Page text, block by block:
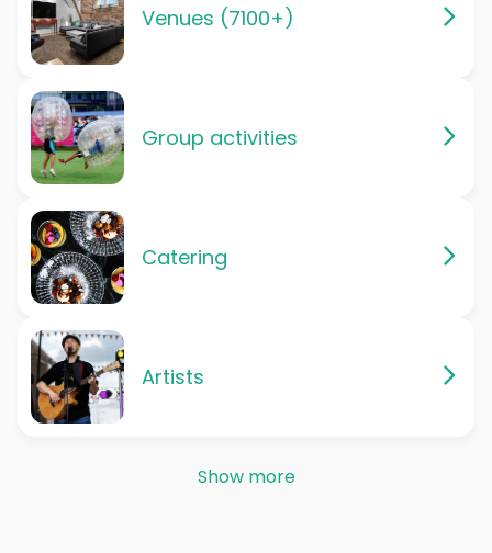
Venues (7100+)
Group activities
Catering
Artists
Show more